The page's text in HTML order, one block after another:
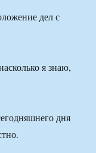
дел с
я знаю,
дня